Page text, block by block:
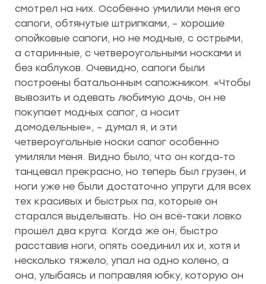
смотрел на них. Особенно умилили меня его
сапоги, обтянутые штрипками, – хорошие
опойковые сапоги, но не модные, с острыми,
а старинные, с четвероугольными носками и
без каблуков. Очевидно, сапоги были
построены батальонным сапожником. «Чтобы
вывозить и одевать любимую дочь, он не
покупает модных сапог, а носит
домодельные», – думал я, и эти
четвероугольные носки сапог особенно
умиляли меня. Видно было, что он когда-то
танцевал прекрасно, но теперь был грузен, и
ноги уже не были достаточно упруги для всех
тех красивых и быстрых па, которые он
старался выделывать. Но он всё-таки ловко
прошёл два круга. Когда же он, быстро
расставив ноги, опять соединил их и, хотя и
несколько тяжело, упал на одно колено, а
она, улыбаясь и поправляя юбку, которую он